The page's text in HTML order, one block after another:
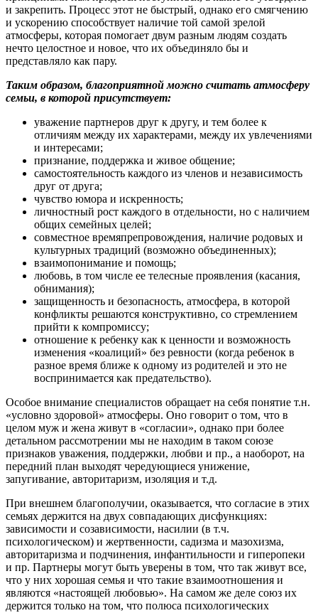
и закрепить. Процесс этот не быстрый, однако его смягчению
и ускорению способствует наличие той самой зрелой
атмосферы, которая помогает двум разным людям создать
нечто целостное и новое, что их объединяло бы и
представляло как пару.
Таким образом, благоприятной можно считать атмосферу
семьи, в которой присутствует:
уважение партнеров друг к другу, и тем более к
отличиям между их характерами, между их увлечениями
и интересами;
признание, поддержка и живое общение;
самостоятельность каждого из членов и независимость
друг от друга;
чувство юмора и искренность;
личностный рост каждого в отдельности, но с наличием
общих семейных целей;
совместное времяпрепровождения, наличие родовых и
культурных традиций (возможно объединенных);
взаимопонимание и помощь;
любовь, в том числе ее телесные проявления (касания,
обнимания);
защищенность и безопасность, атмосфера, в которой
конфликты решаются конструктивно, со стремлением
прийти к компромиссу;
отношение к ребенку как к ценности и возможность
изменения «коалиций» без ревности (когда ребенок в
разное время ближе к одному из родителей и это не
воспринимается как предательство).
Особое внимание специалистов обращает на себя понятие т.н.
«условно здоровой» атмосферы. Оно говорит о том, что в
целом муж и жена живут в «согласии», однако при более
детальном рассмотрении мы не находим в таком союзе
признаков уважения, поддержки, любви и пр., а наоборот, на
передний план выходят чередующиеся унижение,
запугивание, авторитаризм, изоляция и т.д.
При внешнем благополучии, оказывается, что согласие в этих
семьях держится на двух совпадающих дисфункциях:
зависимости и созависимости, насилии (в т.ч.
психологическом) и жертвенности, садизма и мазохизма,
авторитаризма и подчинения, инфантильности и гиперопеки
и пр. Партнеры могут быть уверены в том, что так живут все,
что у них хорошая семья и что такие взаимоотношения и
являются «настоящей любовью». На самом же деле союз их
держится только на том, что полюса психологических